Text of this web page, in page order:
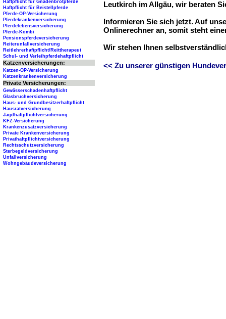
Leutkirch im Allgäu, wir beraten
Informieren Sie sich jetzt. Auf
Onlinerechner an, somit steht
Wir stehen Ihnen
<< Zu unserer günstigen
Haftpflicht für Gnadenbrotpferde
Haftpflicht für Beistellpferde
Pferde-OP-Versicherung
Pferdekrankenversicherung
Pferdelebensversicherung
Pferde-Kombi
Pensionspferdeversicherung
Reiterunfallversicherung
Reitlehrerhaftpflicht/Reittherapeut
Schul- und Verleihpferdehaftpflicht
Katzenversicherungen:
Katzen-OP-Versicherung
Katzenkrankenversicherung
Private Versicherungen:
Gewässerschadenhaftpflicht
Glasbruchversicherung
Haus- und Grundbesitzerhaftpflicht
Hausratversicherung
Jagdhaftpflichtversicherung
KFZ-Versicherung
Krankenzusatzversicherung
Private Krankenversicherung
Privathaftpflichtversicherung
Rechtsschutzversicherung
Sterbegeldversicherung
Unfallversicherung
Wohngebäudeversicherung